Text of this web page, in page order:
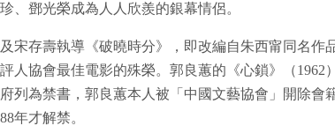
、鄧光榮成為人人欣羨的銀幕情侶。
宋存壽執導《破曉時分》，即改編自朱西甯同名作
人協會最佳電影的殊榮。郭良蕙的《心鎖》（
列為禁書，郭良蕙本人被「中國文藝協會」開除會
年才解禁。